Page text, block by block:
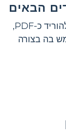
הבאים
מכאן תוכלו להדפיס, להוריד כ-PDF,
בה בצורה